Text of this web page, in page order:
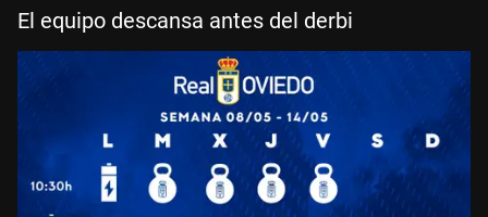
El equipo descansa antes del derbi